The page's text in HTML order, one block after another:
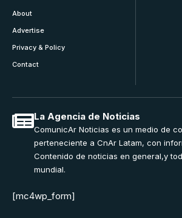
About
Advertise
Privacy & Policy
Contact
La Agencia de Noticias
ComunicAr Noticias es un medio de
perteneciente a CnAr Latam, con
Contenido de noticias en general,y
mundial.
[mc4wp_form]